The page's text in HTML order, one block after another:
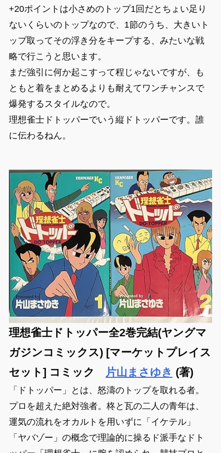
+20ポイントは小さめのトップ1回だとちょい足り
ないくらいのトップなので、1節のうち、大きいト
ップ取ってその浮き分をキープする、みたいな戦
略で行こうと思います。
まだ強引に何か起こすって程じゃないですが、も
ともと着をまとめるよりも耐えてワンチャンスで
爆発するスタイルなので。
理想雀士ドトッパーでいう縦ドトッパーです。誰
に伝わるねん。
理想雀士ドトッパー全2巻完結(ヤングマ
ガジンコミックス) [マーケットプレイス
セット] コミック
片山まさゆき (著)
「ドトッパー」とは、怒濤のトップを取れる者。
プロを超えた絶対強者。柊と瓦の二人の青年は、
運気の流れをオカルトを用いずに「イケテル」
「ヤバゾー」の概念で理論的に操るド派手なドト